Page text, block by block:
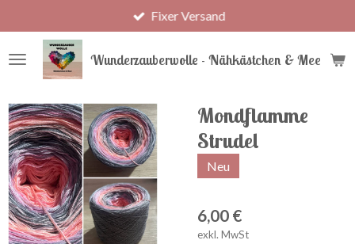
Hauptinhalt
springen
Wunderzauberwolle - Nähkästchen & Meer
Fixer Versand
Mondflamme
Strudel
Neu
6,00 €
exkl. MwSt